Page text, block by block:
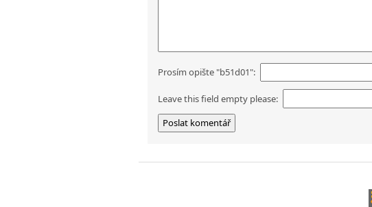
Prosím opište "b51d01":
Leave this field empty please: